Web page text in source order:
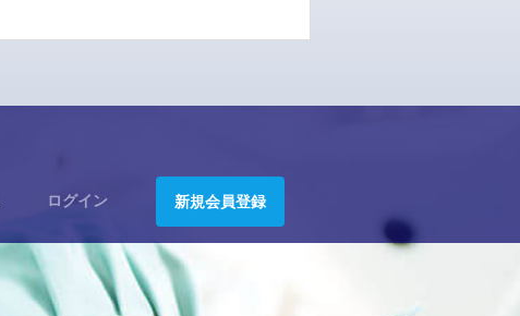
ログイン 新規会員登録